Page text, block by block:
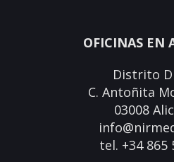
OFICINAS EN
Distrito
C. Antoñita
03008
tel. +34 865